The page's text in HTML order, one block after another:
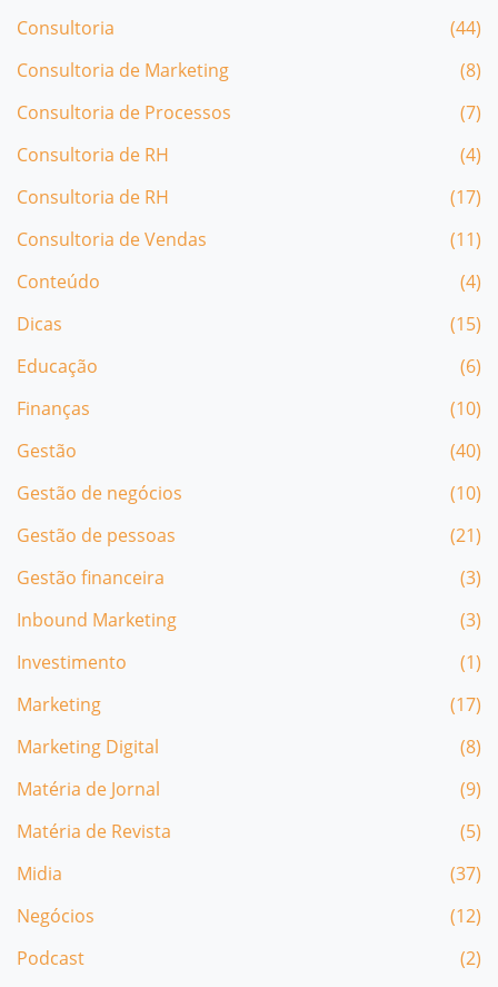
Consultoria
(44)
Consultoria de Marketing
(8)
Consultoria de Processos
(7)
Consultoria de RH
(4)
Consultoria de RH
(17)
Consultoria de Vendas
(11)
Conteúdo
(4)
Dicas
(15)
Educação
(6)
Finanças
(10)
Gestão
(40)
Gestão de negócios
(10)
Gestão de pessoas
(21)
Gestão financeira
(3)
Inbound Marketing
(3)
Investimento
(1)
Marketing
(17)
Marketing Digital
(8)
Matéria de Jornal
(9)
Matéria de Revista
(5)
Midia
(37)
Negócios
(12)
Podcast
(2)